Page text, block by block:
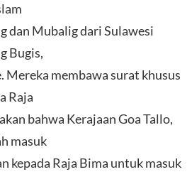
dan Mubalig dari Sulawesi
Bugis,
Mereka membawa surat khusus
Raja
bahwa Kerajaan Goa Tallo,
masuk
kepada Raja Bima untuk masuk